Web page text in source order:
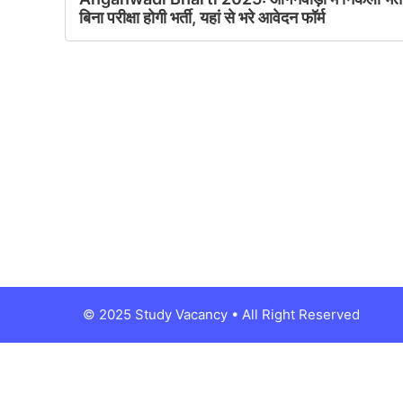
बिना परीक्षा होगी भर्ती, यहां से भरे आवेदन फॉर्म
© 2025 Study Vacancy • All Right Reserved